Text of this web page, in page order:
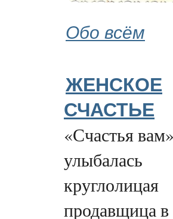
Обо всём
ЖЕНСКОЕ
СЧАСТЬЕ
«Счастья
улыбалась
круглолицая
продавщица в